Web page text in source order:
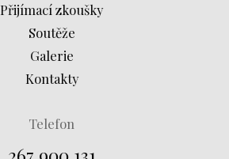
Přijímací zkoušky
Soutěže
Galerie
Kontakty
Telefon